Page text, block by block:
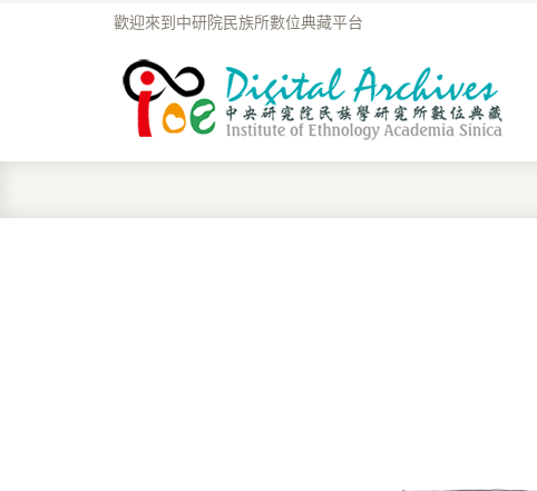
歡迎來到中研院民族所數位典藏平台